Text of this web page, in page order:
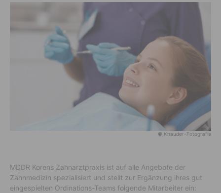
© Knauder-Fotografie
MDDR Korens Zahnarztpraxis ist auf alle Angebote der
Zahnmedizin spezialisiert und stellt zur Ergänzung ihres gut
eingespielten Ordinations-Teams folgende Mitarbeiter ein: